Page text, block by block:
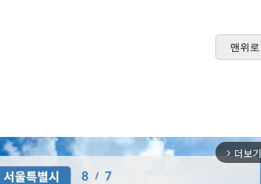
맨위로
arrow_forward_ios 더보기